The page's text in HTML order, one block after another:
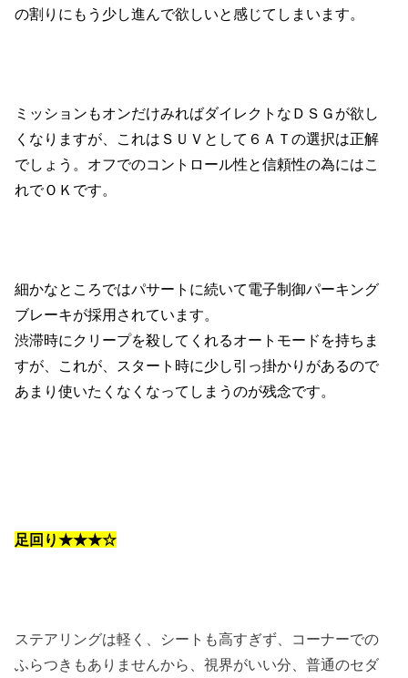
の割りにもう少し進んで欲しいと感じてしまいます。
ミッションもオンだけみればダイレクトなＤＳＧが欲し
くなりますが、これはＳＵＶとして６ＡＴの選択は正解
でしょう。オフでのコントロール性と信頼性の為にはこ
れでＯＫです。
細かなところではパサートに続いて電子制御パーキング
ブレーキが採用されています。
渋滞時にクリープを殺してくれるオートモードを持ちま
すが、これが、スタート時に少し引っ掛かりがあるので
あまり使いたくなくなってしまうのが残念です。
足回り★★★☆
ステアリングは軽く、シートも高すぎず、コーナーでの
ふらつきもありませんから、視界がいい分、普通のセダ